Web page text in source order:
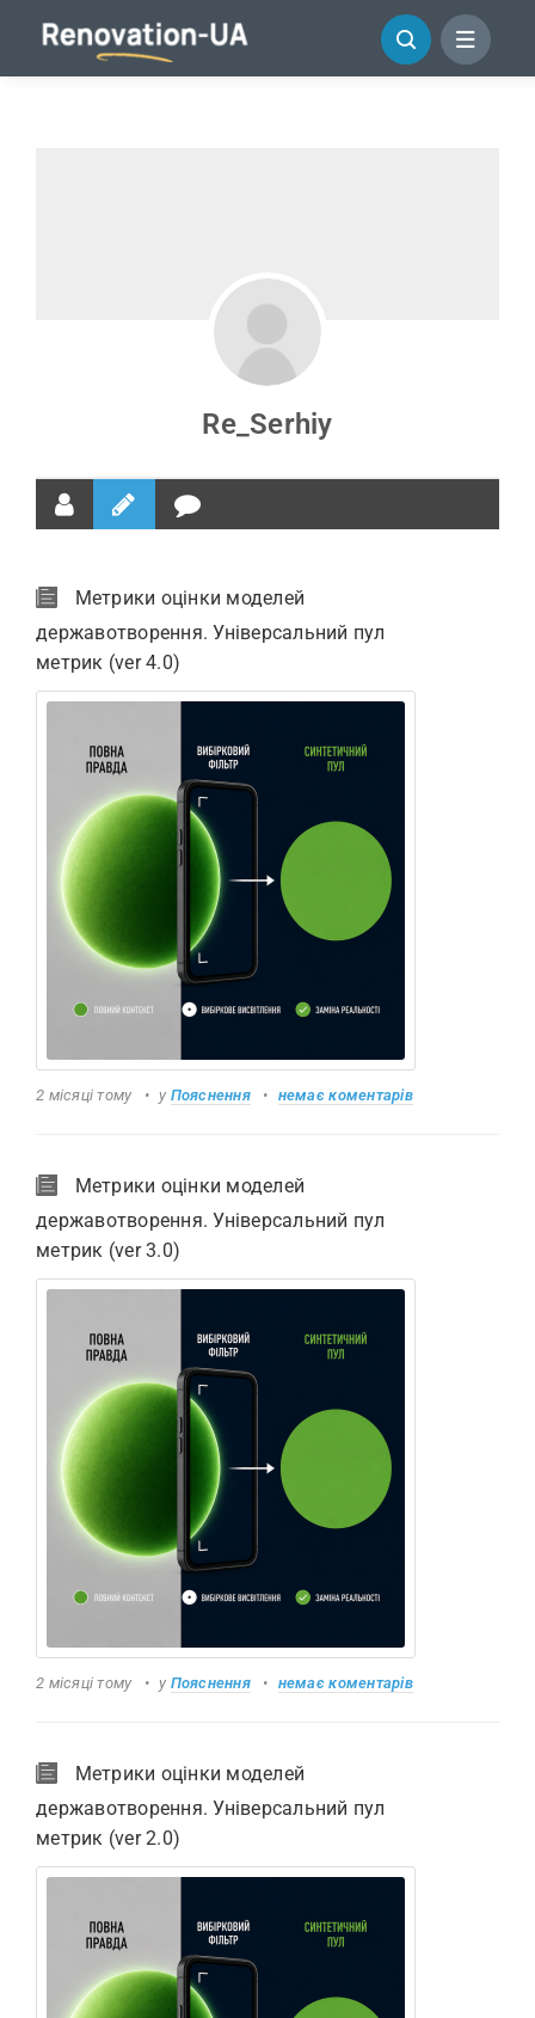
змісту
Re_Serhiy
Метрики оцінки моделей
державотворення. Універсальний пул
метрик (ver 4.0)
2 місяці тому у Пояснення немає коментарів
Метрики оцінки моделей
державотворення. Універсальний пул
метрик (ver 3.0)
2 місяці тому у Пояснення немає коментарів
Метрики оцінки моделей
державотворення. Універсальний пул
метрик (ver 2.0)